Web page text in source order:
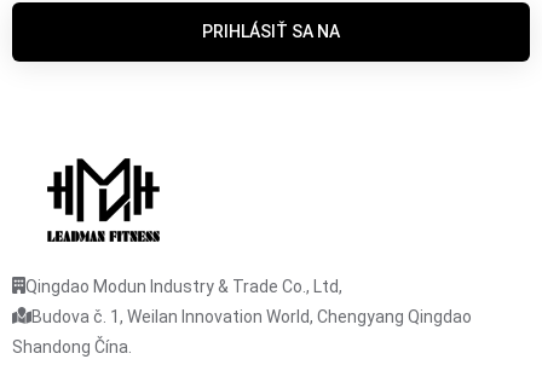
PRIHLÁSIŤ SA NA
Qingdao Modun Industry & Trade Co., Ltd,
Budova č. 1, Weilan Innovation World, Chengyang Qingdao
Shandong Čína.